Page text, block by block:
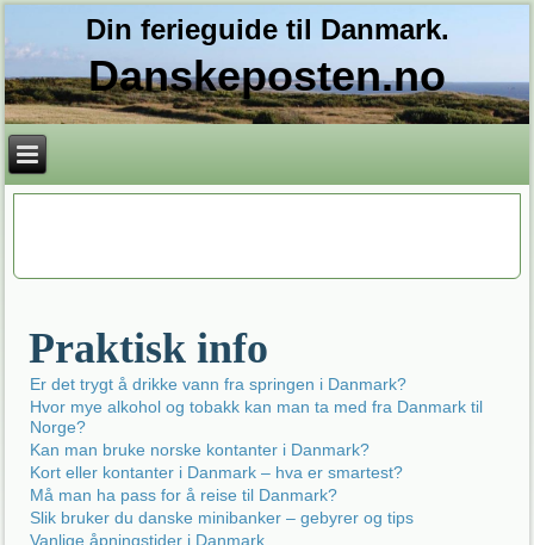
Din ferieguide til Danmark.
Danskeposten.no
Praktisk info
Er det trygt å drikke vann fra springen i Danmark?
Hvor mye alkohol og tobakk kan man ta med fra Danmark til
Norge?
Kan man bruke norske kontanter i Danmark?
Kort eller kontanter i Danmark – hva er smartest?
Må man ha pass for å reise til Danmark?
Slik bruker du danske minibanker – gebyrer og tips
Vanlige åpningstider i Danmark